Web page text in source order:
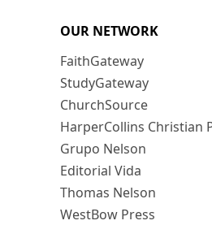
OUR NETWORK
FaithGateway
StudyGateway
ChurchSource
HarperCollins Christian
Grupo Nelson
Editorial Vida
Thomas Nelson
WestBow Press